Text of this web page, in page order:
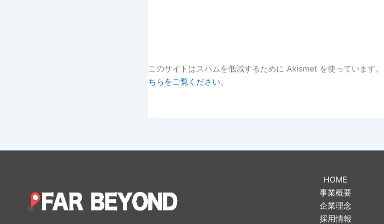
このサイトはスパムを低減するために Akismet を使っています。
ちらをご覧ください。
HOME
事業概要
企業理念
採用情報